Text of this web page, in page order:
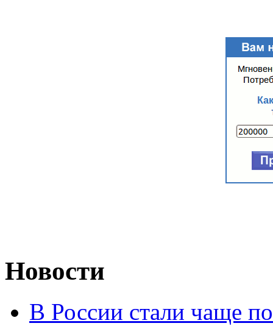
Новости
В России стали чаще